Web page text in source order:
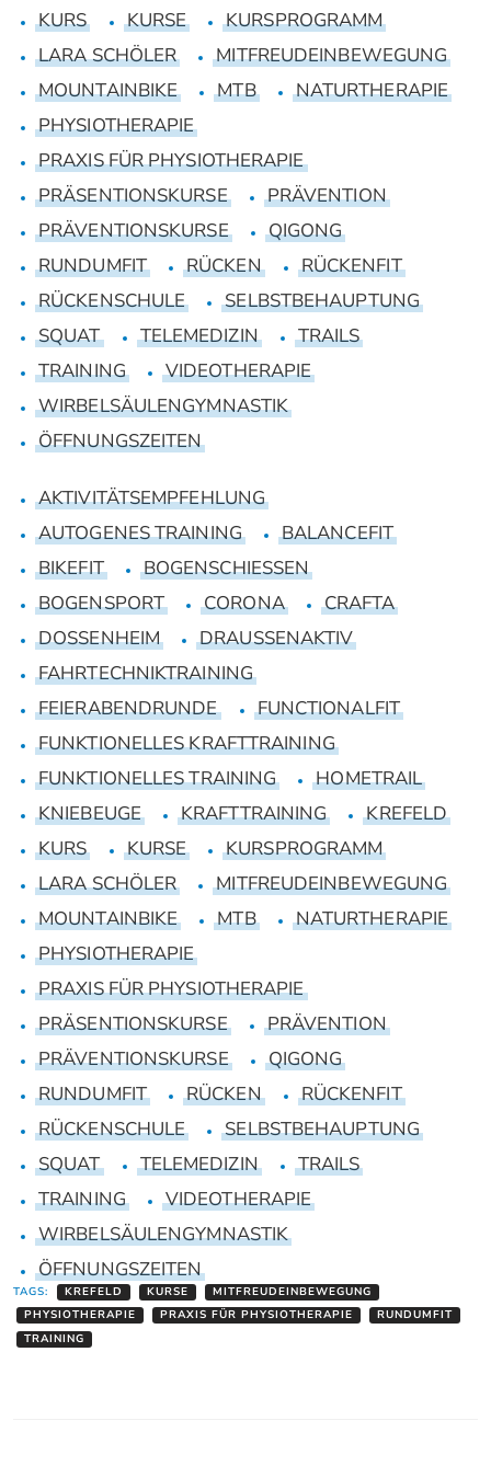
KURS
KURSE
KURSPROGRAMM
LARA SCHÖLER
MITFREUDEINBEWEGUNG
MOUNTAINBIKE
MTB
NATURTHERAPIE
PHYSIOTHERAPIE
PRAXIS FÜR PHYSIOTHERAPIE
PRÄSENTIONSKURSE
PRÄVENTION
PRÄVENTIONSKURSE
QIGONG
RUNDUMFIT
RÜCKEN
RÜCKENFIT
RÜCKENSCHULE
SELBSTBEHAUPTUNG
SQUAT
TELEMEDIZIN
TRAILS
TRAINING
VIDEOTHERAPIE
WIRBELSÄULENGYMNASTIK
ÖFFNUNGSZEITEN
AKTIVITÄTSEMPFEHLUNG
AUTOGENES TRAINING
BALANCEFIT
BIKEFIT
BOGENSCHIESSEN
BOGENSPORT
CORONA
CRAFTA
DOSSENHEIM
DRAUSSENAKTIV
FAHRTECHNIKTRAINING
FEIERABENDRUNDE
FUNCTIONALFIT
FUNKTIONELLES KRAFTTRAINING
FUNKTIONELLES TRAINING
HOMETRAIL
KNIEBEUGE
KRAFTTRAINING
KREFELD
KURS
KURSE
KURSPROGRAMM
LARA SCHÖLER
MITFREUDEINBEWEGUNG
MOUNTAINBIKE
MTB
NATURTHERAPIE
PHYSIOTHERAPIE
PRAXIS FÜR PHYSIOTHERAPIE
PRÄSENTIONSKURSE
PRÄVENTION
PRÄVENTIONSKURSE
QIGONG
RUNDUMFIT
RÜCKEN
RÜCKENFIT
RÜCKENSCHULE
SELBSTBEHAUPTUNG
SQUAT
TELEMEDIZIN
TRAILS
TRAINING
VIDEOTHERAPIE
WIRBELSÄULENGYMNASTIK
ÖFFNUNGSZEITEN
TAGS: KREFELD KURSE
MITFREUDEINBEWEGUNG
PHYSIOTHERAPIE
PRAXIS FÜR PHYSIOTHERAPIE
RUNDUMFIT
TRAINING